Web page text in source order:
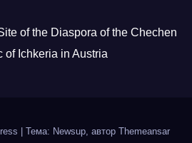
of the Diaspora of the Chechen
of Ichkeria in Austria
| Тема: Newsup, автор Themeansar